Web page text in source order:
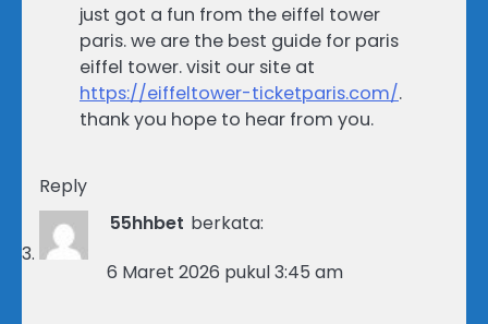
just got a fun from the eiffel tower
paris. we are the best guide for paris
eiffel tower. visit our site at
https://eiffeltower-ticketparis.com/.
thank you hope to hear from you.
Reply
55hhbet berkata:
6 Maret 2026 pukul 3:45 am